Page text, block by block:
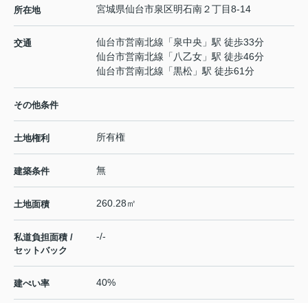
所在地 宮城県仙台市泉区明石南２丁目8-14
交通 仙台市営南北線 「泉中央 」駅 徒歩33分
仙台市営南北線 「 八乙女 」駅 徒歩46分
仙台市営南北線 「黒松 」駅 徒歩61分
その他条件
土地権利 所有権
建築条件 無
土地面積 260.28㎡
私道負担面積 /
セットバック
-/-
建ぺい率 40%